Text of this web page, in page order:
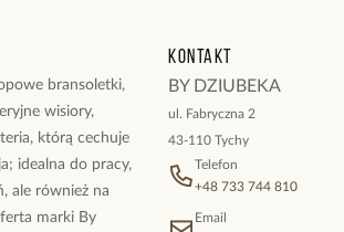
inne produkty z kolekcji Simple Steel
bransoletki,
wisiory,
którą cechuje
idealna do pracy,
ale również na
marki By
Kontakt
BY DZIUBEKA
ul. Fabryczna 2
43-110 Tychy
Telefon
+48 733 744 810
Email